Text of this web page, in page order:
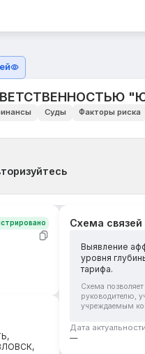
Суды Факторы риска
Схема связей
Выявление
уровня
тарифа.
Схема
руководителю,
учреждаемым
Дата
—